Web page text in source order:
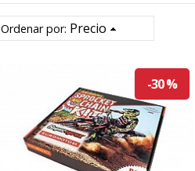
Ordenar por: Precio
-30 %